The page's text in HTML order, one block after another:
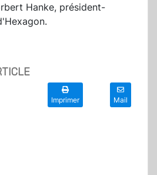
Hanke, président-
Imprimer Mail